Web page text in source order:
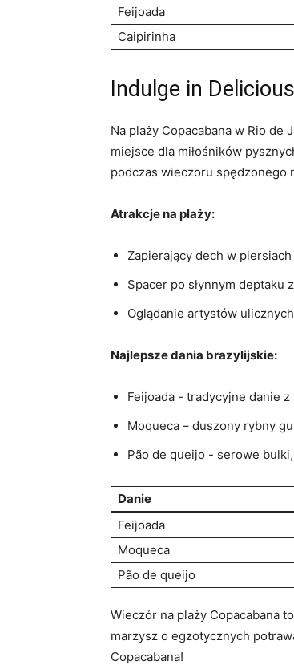
Feijoada
Caipirinha
Indulge in‍
Na plaży Copacabana w Rio
miejsce dla miłośników‍
podczas ⁢wieczoru spędzonego
Atrakcje na​ plaży:
Zapierający⁤ dech w‌
Spacer ⁤po słynnym deptaku
Oglądanie artystów
Najlepsze dania‍ brazylijskie:
Feijoada ⁣- tradycyjne danie
Moqueca – duszony rybny
Pão de queijo -​ serowe
Danie
Feijoada
Moqueca
Pão de queijo
Wieczór na plaży Copacabana​
marzysz o ​egzotycznych​
Copacabana!